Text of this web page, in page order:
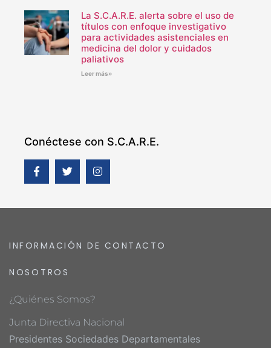
La S.C.A.R.E. alerta sobre el uso de
títulos con enfoque investigativo
para actividades asistenciales en
medicina del dolor y cuidados
paliativos
Leer más»
Conéctese con S.C.A.R.E.
INFORMACIÓN DE CONTACTO
NOSOTROS
¿Quiénes Somos?
Junta Directiva Nacional
Presidentes Sociedades Departamentales